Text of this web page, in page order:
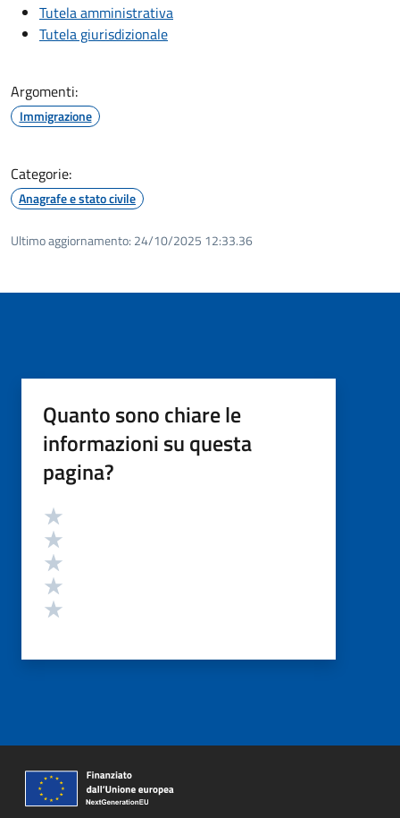
Tutela amministrativa
Tutela giurisdizionale
Argomenti:
Immigrazione
Categorie:
Anagrafe e stato civile
Ultimo aggiornamento: 24/10/2025 12:33.36
Quanto sono chiare le
informazioni su questa
pagina?
Valutazione